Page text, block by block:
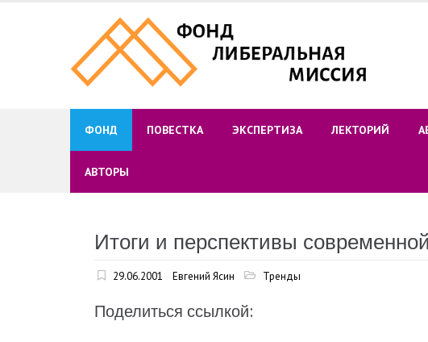
ФОНД ПОВЕСТКА ЭКСПЕРТИЗА ЛЕКТОРИЙ
АВТОРЫ
Итоги и перспективы
29.06.2001 Евгений Ясин Тренды
Поделиться ссылкой: